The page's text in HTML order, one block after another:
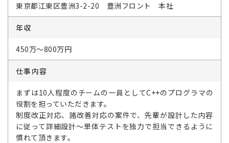
東京都江東区豊洲3-2-20 豊洲フロント 本社
年収
450万～800万円
仕事内容
まずは10人程度のチームの一員としてC++のプログラマの
役割を担っていただきます。
制度改正対応、諸改善対応の案件で、先輩が設計した内容
に従って詳細設計～単体テストを独力で担当できるように
慣れて頂きます。